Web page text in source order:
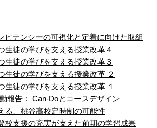
ピテンシーの可視化と定着に向けた取組
生徒の学びを支える授業改革４
生徒の学びを支える授業改革３
生徒の学びを支える授業改革 ２
生徒の学びを支える授業改革 １
報告： Can-Doとコースデザイン
る、桃谷高校定時制の可能性
校支援の充実が支えた前期の学習成果